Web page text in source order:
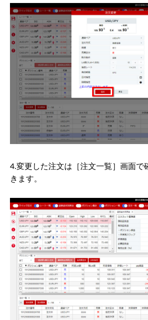
4.変更した注文は［注文一覧］画面で
きます。